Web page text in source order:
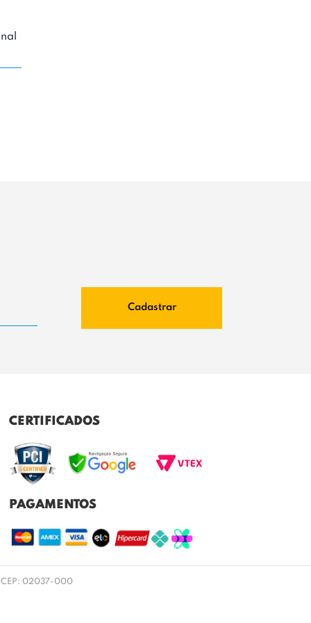
Cadastrar
CERTIFICADOS
PAGAMENTOS
CEP: 02037-000